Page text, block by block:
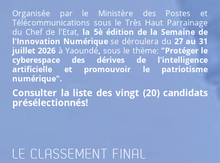
Organisée par le Ministère des Postes et
Télécommunications sous le Très Haut Parrainage
du Chef de l'Etat, la 5è édition de la Semaine de
l'Innovation Numérique se déroulera du 27 au 31
juillet 2026 à Yaoundé, sous le thème: "Protéger le
cyberespace des dérives de l'intelligence
artificielle et promouvoir le patriotisme
numérique".
Consulter la liste des vingt (20) candidats
présélectionnés!
LE CLASSEMENT FINAL